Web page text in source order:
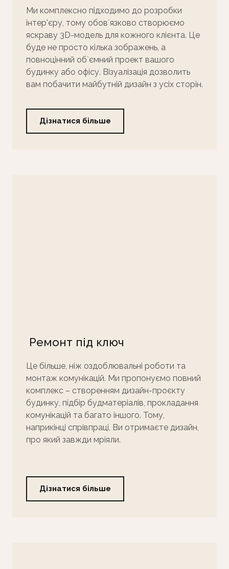
Ми комплексно підходимо до розробки
інтер'єру, тому обов`язково створюємо
яскраву 3D-модель для кожного клієнта. Це
буде не просто кілька зображень, а
повноцінний об`ємний проект вашого
будинку або офісу. Візуалізація дозволить
вам побачити майбутній дизайн з усіх сторін.
Дізнатися більше
Ремонт під ключ
Це більше, ніж оздоблювальні роботи та
монтаж комунікацій. Ми пропонуємо повний
комплекс – створенням дизайн-проєкту
будинку, підбір будматеріалів, прокладання
комунікацій та багато іншого. Тому,
наприкінці спрівпраці, Ви отримаєте дизайн,
про який завжди мріяли.
Дізнатися більше